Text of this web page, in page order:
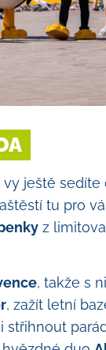
ještě sedíte
tu pro
z
, takže s
, zažít letní
střihnout